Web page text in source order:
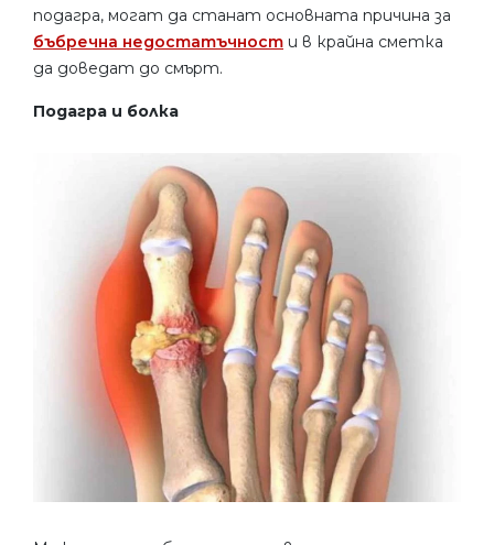
подагра, могат да станат основната причина за
бъбречна недостатъчност и в крайна сметка
да доведат до смърт.
Подагра и болка